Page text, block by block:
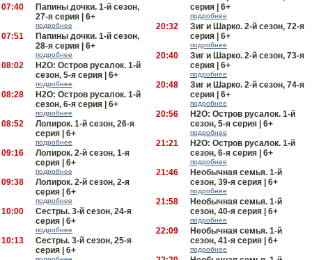
07:40
Папины дочки. 1-й сезон,
27-я серия | 6+
подробнее
07:51
Папины дочки. 1-й сезон,
28-я серия | 6+
подробнее
08:02
H2O: Остров русалок. 1-й
сезон, 5-я серия | 6+
подробнее
08:28
H2O: Остров русалок. 1-й
сезон, 6-я серия | 6+
подробнее
08:52
Лолирок. 1-й сезон, 26-я
серия | 6+
подробнее
09:16
Лолирок. 2-й сезон, 1-я
серия | 6+
подробнее
09:38
Лолирок. 2-й сезон, 2-я
серия | 6+
подробнее
10:00
Сестры. 3-й сезон, 24-я
серия | 6+
подробнее
10:13
Сестры. 3-й сезон, 25-я
серия | 6+
серия | 6+
подробнее
20:32
Зиг и Шарко. 2-й сезон, 72-я
серия | 6+
подробнее
20:40
Зиг и Шарко. 2-й сезон, 73-я
серия | 6+
подробнее
20:48
Зиг и Шарко. 2-й сезон, 74-я
серия | 6+
подробнее
20:56
H2O: Остров русалок. 1-й
сезон, 5-я серия | 6+
подробнее
21:21
H2O: Остров русалок. 1-й
сезон, 6-я серия | 6+
подробнее
21:46
Необычная семья. 1-й
сезон, 39-я серия | 6+
подробнее
21:58
Необычная семья. 1-й
сезон, 40-я серия | 6+
подробнее
22:09
Необычная семья. 1-й
сезон, 41-я серия | 6+
подробнее